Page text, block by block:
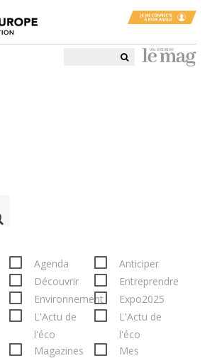
Agenda
Anticiper
Découvrir
Entreprendre
Environnement
Expo2025
L'Actu de
l'éco
L'Actu de
l'éco
Magazines
Mes